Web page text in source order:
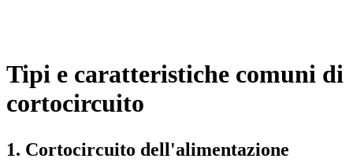
Tipi e caratteristiche comuni di
cortocircuito
1. Cortocircuito dell'alimentazione